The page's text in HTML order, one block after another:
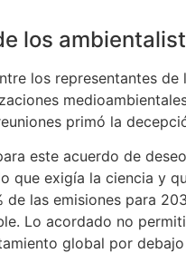
los
los representantes de
primó la
este acuerdo de
que exigía la ciencia y
de las emisiones para
Lo acordado no
global por debajo